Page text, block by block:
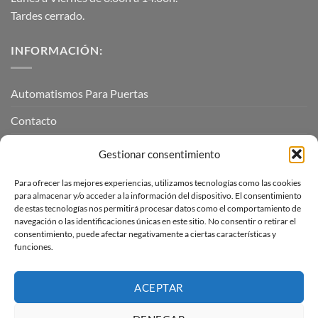
Gestionar consentimiento
Para ofrecer las mejores experiencias, utilizamos tecnologías como las cookies
para almacenar y/o acceder a la información del dispositivo. El consentimiento
de estas tecnologías nos permitirá procesar datos como el comportamiento de
navegación o las identificaciones únicas en este sitio. No consentir o retirar el
consentimiento, puede afectar negativamente a ciertas características y
funciones.
ACEPTAR
Tardes cerrado.
INFORMACIÓN:
Automatismos Para Puertas
Contacto
INFORMACIÓN LEGAL
Aviso Legal